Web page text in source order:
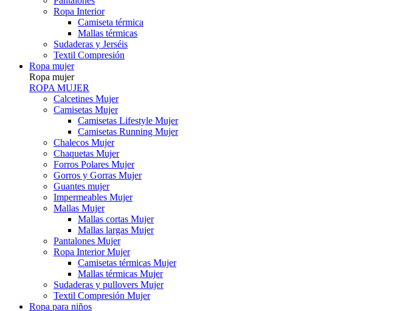
Ropa Interior
Camiseta térmica
Mallas térmicas
Sudaderas y Jerséis
Textil Compresión
Ropa mujer
Ropa mujer
ROPA MUJER
Calcetines Mujer
Camisetas Mujer
Camisetas Lifestyle Mujer
Camisetas Running Mujer
Chalecos Mujer
Chaquetas Mujer
Forros Polares Mujer
Gorros y Gorras Mujer
Guantes mujer
Impermeables Mujer
Mallas Mujer
Mallas cortas Mujer
Mallas largas Mujer
Pantalones Mujer
Ropa Interior Mujer
Camisetas térmicas Mujer
Mallas térmicas Mujer
Sudaderas y pullovers Mujer
Textil Compresión Mujer
Ropa para niños